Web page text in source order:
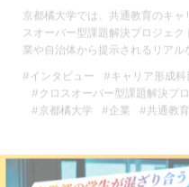
京都橘大学では、共通教育のキ
スオーバー型課題解決プロジェ
業や自治体から提示されるリア
#インタビュー
#キャリア形成科
#クロスオーバー型課題解決プ
#京都橘大学
#企業 #共通教